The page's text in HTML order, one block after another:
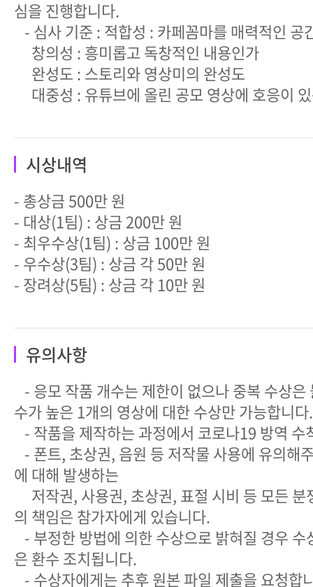
심을 진행합니다.
- 심사 기준 : 적합성 : 카페꼼마를 매력적인 공
창의성 : 흥미롭고 독창적인 내용인가
완성도 : 스토리와 영상미의 완성도
대중성 : 유튜브에 올린 공모 영상에 호응이
시상내역
- 총상금 500만 원
- 대상(1팀) : 상금 200만 원
- 최우수상(1팀) : 상금 100만 원
- 우수상(3팀) : 상금 각 50만 원
- 장려상(5팀) : 상금 각 10만 원
유의사항
- 응모 작품 개수는 제한이 없으나 중복 수상
수가 높은 1개의 영상에 대한 수상만 가능합니다.
- 작품을 제작하는 과정에서 코로나19 방역 수
- 폰트, 초상권, 음원 등 저작물 사용에 유의해
에 대해 발생하는
저작권, 사용권, 초상권, 표절 시비 등 모든 분
의 책임은 참가자에게 있습니다.
- 부정한 방법에 의한 수상으로 밝혀질 경우
은 환수 조치됩니다.
- 수상자에게는 추후 원본 파일 제출을 요청합